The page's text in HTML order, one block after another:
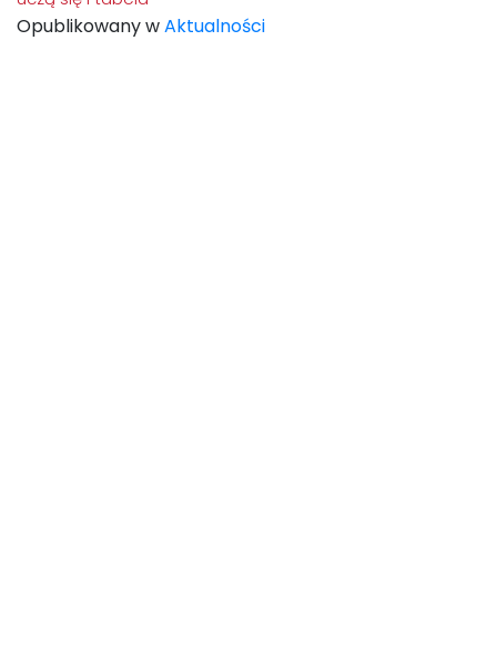
Opublikowany wAktualności